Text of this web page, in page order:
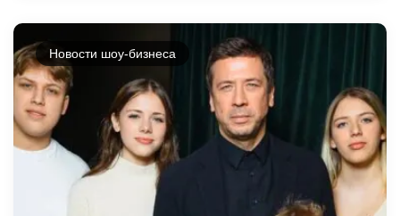
Новости шоу-бизнеса